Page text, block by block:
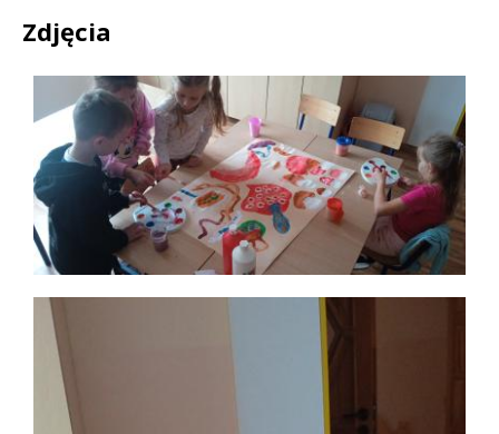
Treść
Zdjęcia